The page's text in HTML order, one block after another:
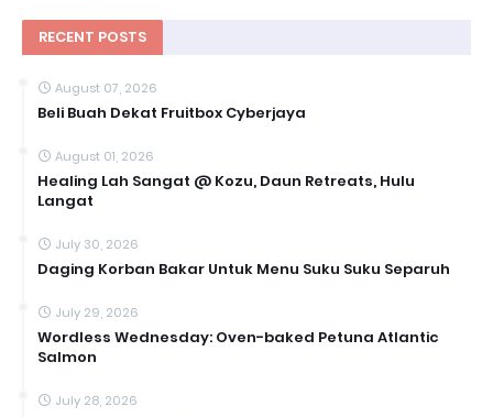
RECENT POSTS
August 07, 2026
Beli Buah Dekat Fruitbox Cyberjaya
August 01, 2026
Healing Lah Sangat @ Kozu, Daun Retreats, Hulu
Langat
July 30, 2026
Daging Korban Bakar Untuk Menu Suku Suku Separuh
July 29, 2026
Wordless Wednesday: Oven-baked Petuna Atlantic
Salmon
July 28, 2026